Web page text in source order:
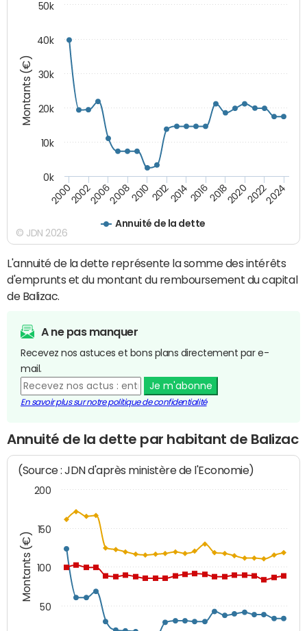
Montants (€)
Annuité de la dette
20002002200620082010 2012201420162018202020222024
0k
10k
20k
30k
40k
50k
© JDN 2026
L'annuité de la dette représente la somme des intérêts
d'emprunts et du montant du remboursement du capital
de Balizac.
A ne pas manquer
Recevez nos astuces et bons plans directement par e-
mail.
Je m'abonne
En savoir plus sur notre politique de confidentialité
Annuité de la dette par habitant de Balizac
Montants (€)
(Source : JDN d'après ministère de l'Economie)
50
100
150
200